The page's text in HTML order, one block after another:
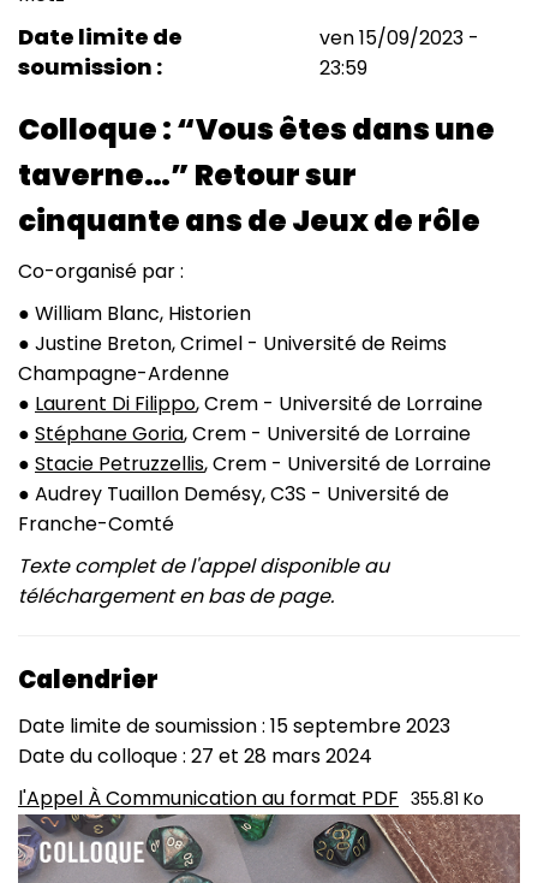
Date limite de
soumission
ven 15/09/2023 -
23:59
Colloque : “Vous êtes dans une
taverne…” Retour sur
cinquante ans de Jeux de rôle
Co-organisé par :
● William Blanc, Historien
● Justine Breton, Crimel - Université de Reims
Champagne-Ardenne
● Laurent Di Filippo, Crem - Université de Lorraine
● Stéphane Goria, Crem - Université de Lorraine
● Stacie Petruzzellis, Crem - Université de Lorraine
● Audrey Tuaillon Demésy, C3S - Université de
Franche-Comté
Texte complet de l'appel disponible au
téléchargement en bas de page.
Calendrier
Date limite de soumission : 15 septembre 2023
Date du colloque : 27 et 28 mars 2024
l'Appel À Communication au format PDF 355.81 Ko